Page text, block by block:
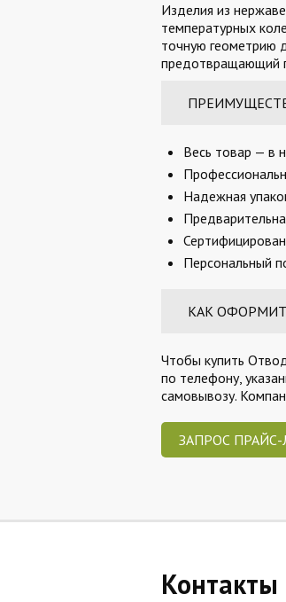
Изделия из
температурных
точную геометрию
предотвращающий
Весь товар — в
Надежная
Персональный
КАК
Чтобы купить
по телефону,
самовывозу.
ЗАПРОС ПРАЙС-
Контакты